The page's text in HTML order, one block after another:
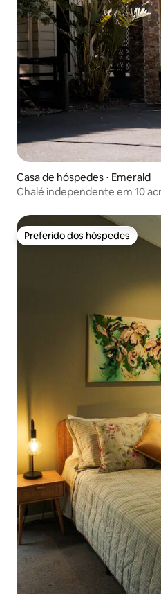
Casa de hóspedes ⋅ Emerald
Chalé independente em 10
Preferido dos hóspedes
Preferido dos hóspedes